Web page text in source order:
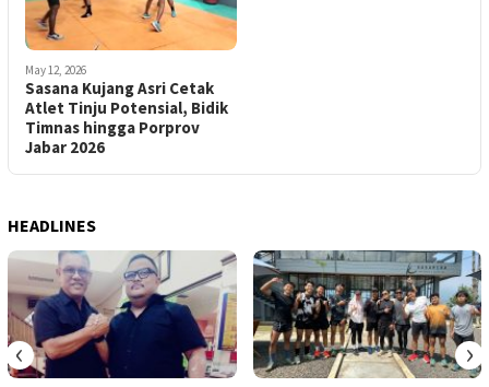
May 12, 2026
Sasana Kujang Asri Cetak
Atlet Tinju Potensial, Bidik
Timnas hingga Porprov
Jabar 2026
HEADLINES
‹ ›